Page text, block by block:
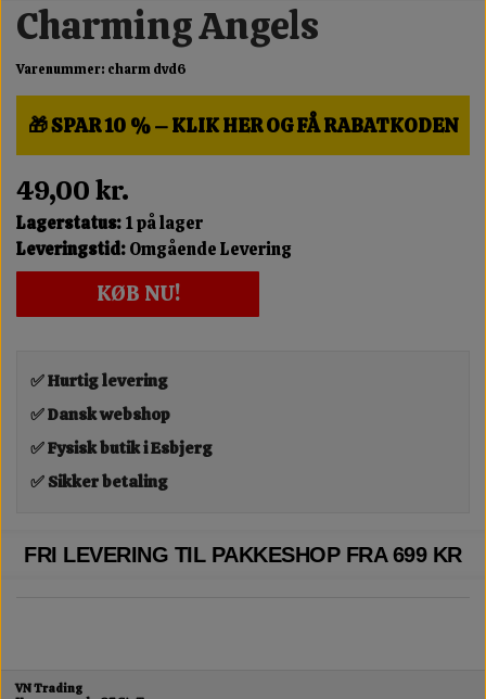
Charming Angels
Varenummer: charm dvd6
🎁 SPAR 10 % – KLIK HER OG FÅ RABATKODEN
49,00 kr.
Lagerstatus:1 på lager
Leveringstid:Omgående Levering
KØB NU!
✅ Hurtig levering
✅ Dansk webshop
✅ Fysisk butik i Esbjerg
✅ Sikker betaling
FRI LEVERING TIL PAKKESHOP FRA 699 KR
VN Trading